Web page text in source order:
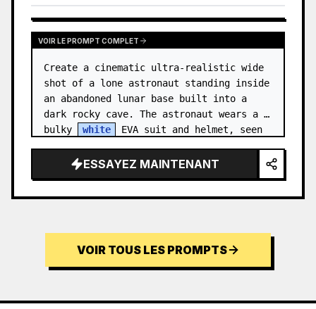
VOIR LE PROMPT COMPLET
Create a cinematic ultra-realistic wide
shot of a lone astronaut standing inside
an abandoned lunar base built into a
dark rocky cave. The astronaut wears a
bulky
white
EVA suit and helmet, seen
ESSAYEZ MAINTENANT
VOIR TOUS LES PROMPTS